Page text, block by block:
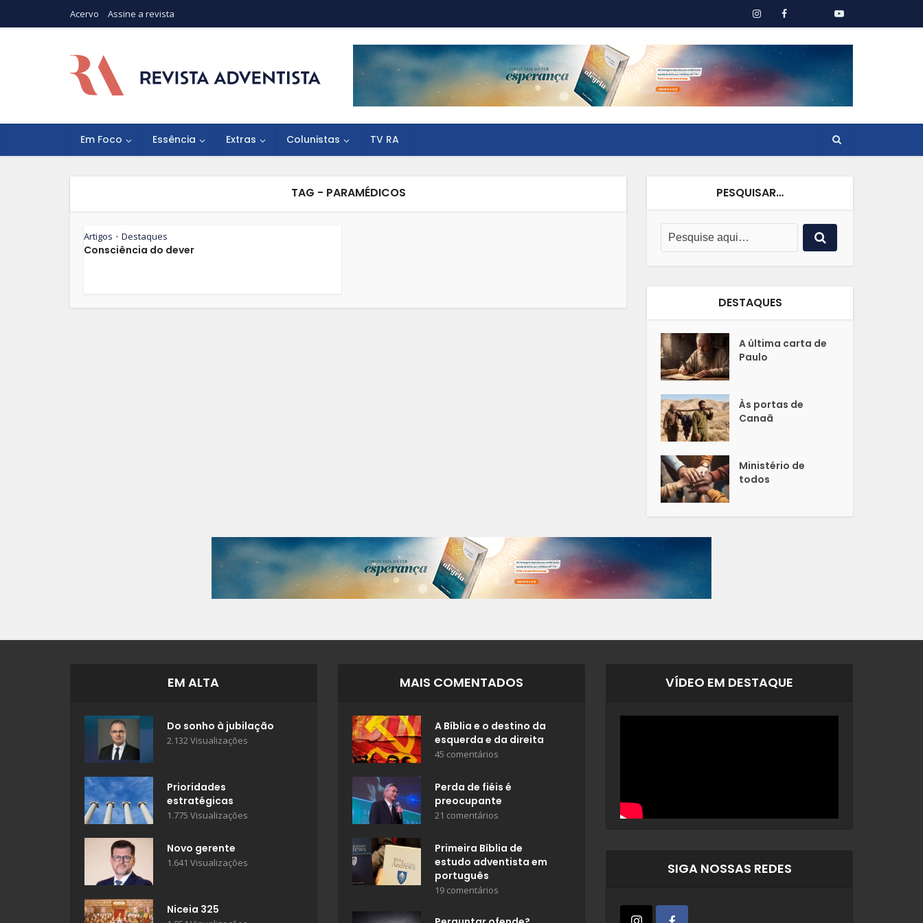
Acervo Assine a revista
Em Foco Essência Extras Colunistas TV RA
TAG - PARAMÉDICOS
Artigos • Destaques
Consciência do dever
PESQUISAR…
DESTAQUES
A última carta de
Paulo
Às portas de
Canaã
Ministério de
todos
EM ALTA
Do sonho à jubilação
2.132 Visualizações
Prioridades
estratégicas
1.775 Visualizações
Novo gerente
1.641 Visualizações
Niceia 325
MAIS COMENTADOS
A Bíblia e o destino da
esquerda e da direita
45 comentários
Perda de fiéis é
preocupante
21 comentários
Primeira Bíblia de
estudo adventista em
português
19 comentários
VÍDEO EM DESTAQUE
SIGA NOSSAS REDES